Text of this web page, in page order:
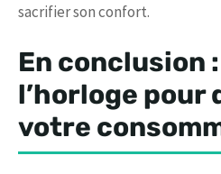
sacrifier son confort.
En conclusion
l’horloge pour
votre